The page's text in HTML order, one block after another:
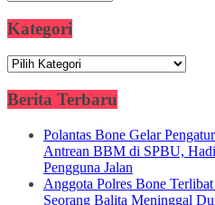
Kategori
Kategori
Berita Terbaru
Polantas Bone Gelar
Antrean BBM di SPBU,
Pengguna Jalan
Anggota Polres Bone
Seorang Balita Meninggal